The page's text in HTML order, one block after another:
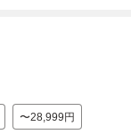
〜28,999円